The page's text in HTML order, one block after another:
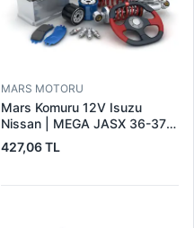
MARS MOTORU
Mars Komuru 12V Isuzu
Nissan | MEGA JASX 36-37 |
OEM JASX36-37
427,06 TL